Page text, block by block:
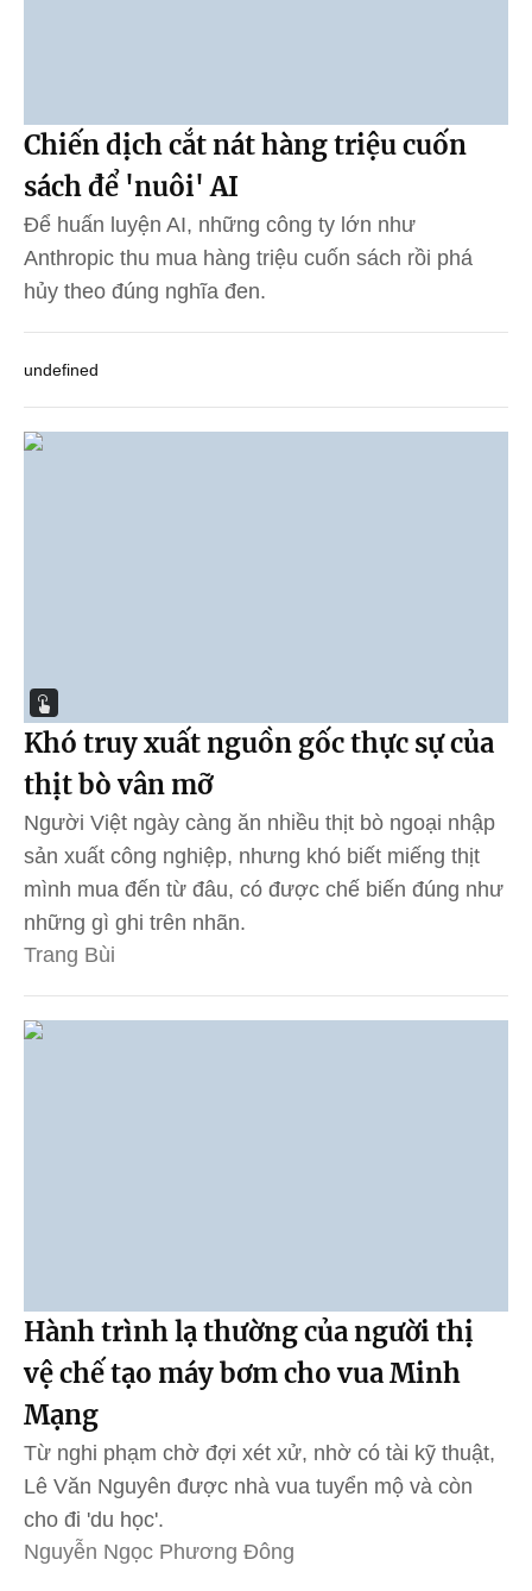
Chiến dịch cắt nát hàng triệu cuốn
sách để 'nuôi' AI
Để huấn luyện AI, những công ty lớn như
Anthropic thu mua hàng triệu cuốn sách rồi phá
hủy theo đúng nghĩa đen.
undefined
Khó truy xuất nguồn gốc thực sự của
thịt bò vân mỡ
Người Việt ngày càng ăn nhiều thịt bò ngoại nhập
sản xuất công nghiệp, nhưng khó biết miếng thịt
mình mua đến từ đâu, có được chế biến đúng như
những gì ghi trên nhãn.
Trang Bùi
Hành trình lạ thường của người thị
vệ chế tạo máy bơm cho vua Minh
Mạng
Từ nghi phạm chờ đợi xét xử, nhờ có tài kỹ thuật,
Lê Văn Nguyên được nhà vua tuyển mộ và còn
cho đi 'du học'.
Nguyễn Ngọc Phương Đông